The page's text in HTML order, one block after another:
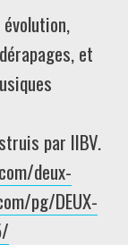
et
par IIBV.
deux-
pg/DEUX-